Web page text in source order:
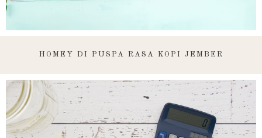
HOMEY DI PUSPA RASA KOPI JEMBER